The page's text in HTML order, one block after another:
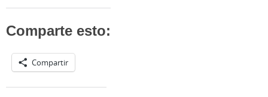
Comparte esto:
Compartir